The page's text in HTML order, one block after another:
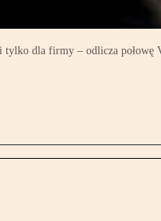
tylko dla firmy – odlicza połowę